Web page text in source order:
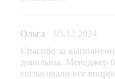
Ольга
05.12.2024
Спасибо за
довольны. Менеджер
согласовали все